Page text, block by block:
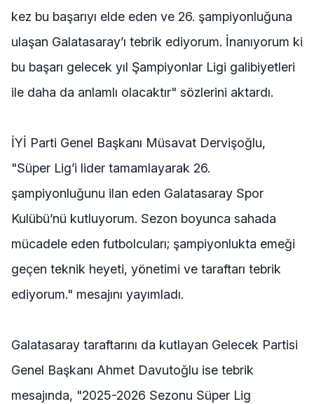
kez bu başarıyı elde eden ve 26. şampiyonluğuna
ulaşan Galatasaray’ı tebrik ediyorum. İnanıyorum ki
bu başarı gelecek yıl Şampiyonlar Ligi galibiyetleri
ile daha da anlamlı olacaktır" sözlerini aktardı.
İYİ Parti Genel Başkanı Müsavat Dervişoğlu,
"Süper Lig’i lider tamamlayarak 26.
şampiyonluğunu ilan eden Galatasaray Spor
Kulübü’nü kutluyorum. Sezon boyunca sahada
mücadele eden futbolcuları; şampiyonlukta emeği
geçen teknik heyeti, yönetimi ve taraftarı tebrik
ediyorum." mesajını yayımladı.
Galatasaray taraftarını da kutlayan Gelecek Partisi
Genel Başkanı Ahmet Davutoğlu ise tebrik
mesajında, "2025-2026 Sezonu Süper Lig